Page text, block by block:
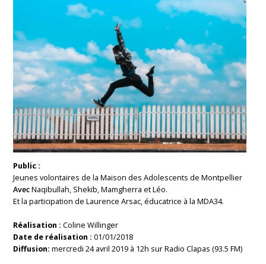
Public :
Jeunes volontaires de la Maison des Adolescents de Montpellier
AvecNaqibullah, Shekib, Mamgherra et Léo.
Et la participation de Laurence Arsac, éducatrice à la MDA34.
Réalisation :Coline Willinger
Date de réalisation :01/01/2018
Diffusion:mercredi 24 avril 2019 à 12h sur Radio Clapas (93.5 FM)